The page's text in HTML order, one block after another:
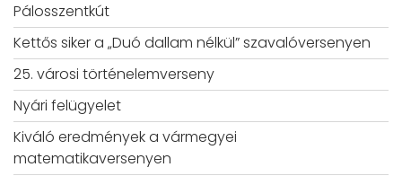
Pálosszentkút
Kettős siker a „Duó dallam nélkül” szavalóversenyen
25. városi történelemverseny
Nyári felügyelet
Kiváló eredmények a vármegyei
matematikaversenyen